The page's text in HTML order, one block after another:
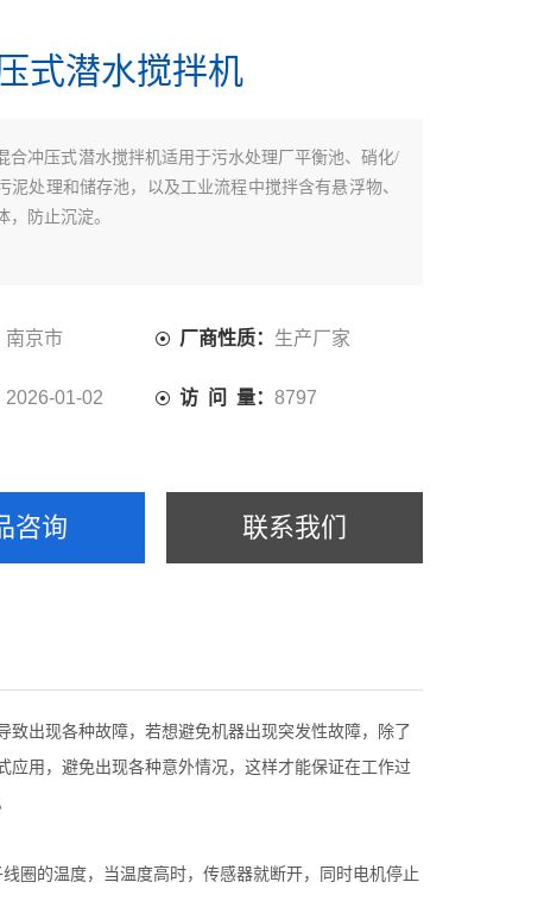
式潜水搅拌机
合冲压式潜水搅拌机适用于污水处理厂平衡池、硝化/
泥处理和储存池，以及工业流程中搅拌含有悬浮物、
，防止沉淀。
南京市 厂商性质： 生产厂家
2026-01-02 访 问 量： 8797
咨询 联系我们
出现各种故障，若想避免机器出现突发性故障，除了
用，避免出现各种意外情况，这样才能保证在工作过
圈的温度，当温度高时，传感器就断开，同时电机停止